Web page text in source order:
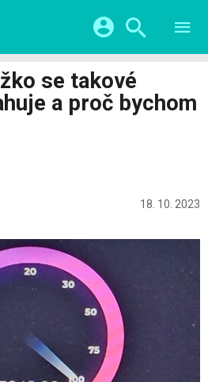
Google
se takové
a proč bychom
18. 10. 2023